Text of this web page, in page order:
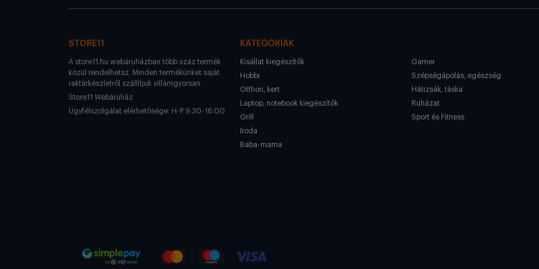
STORE11
A store11.hu webáruházban több száz termék
közül rendelhetsz. Minden termékünket saját
raktárkészletről szállítjuk villámgyorsan.
Store11 Webáruház
Ügyfélszolgálat elérhetősége: H-P 9:30-16:00
KATEGÓRIÁK
Kisállat kiegészítők
Hobbi
Otthon, kert
Laptop, notebook kiegészítők
Grill
Iroda
Baba-mama
Gamer
Szépségápolás, egészség
Hátizsák, táska
Ruházat
Sport és Fitness